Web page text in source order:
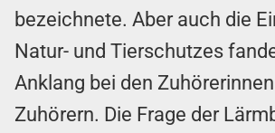
bezeichnete. Aber auch die
Natur- und Tierschutzes
Anklang bei den
Zuhörern. Die Frage der